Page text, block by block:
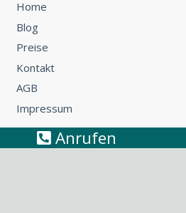
Home
Blog
Preise
Kontakt
AGB
Impressum
Umzug Wien – Österreich: So
Anrufen